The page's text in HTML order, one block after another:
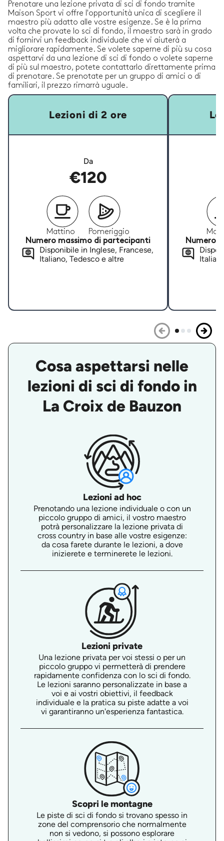
Prenotare una lezione privata di sci di fondo tramite
Maison Sport vi offre l'opportunità unica di scegliere il
maestro più adatto alle vostre esigenze. Se è la prima
volta che provate lo sci di fondo, il maestro sarà in grado
di fornirvi un feedback individuale che vi aiuterà a
migliorare rapidamente. Se volete saperne di più su cosa
aspettarvi da una lezione di sci di fondo o volete saperne
di più sul maestro, potete contattarlo direttamente prima
di prenotare. Se prenotate per un gruppo di amici o di
familiari, il prezzo rimarrà uguale.
Lezioni di 2 ore
Da
€120
Mattino
Pomeriggio
Numero massimo di partecipanti
Disponibile in Inglese, Francese,
Italiano, Tedesco e altre
Numero
Cosa aspettarsi nelle
lezioni di sci di fondo in
La Croix de Bauzon
Lezioni ad hoc
Prenotando una lezione individuale o con un
piccolo gruppo di amici, il vostro maestro
potrà personalizzare la lezione privata di
cross country in base alle vostre esigenze:
da cosa farete durante le lezioni, a dove
inizierete e terminerete le lezioni.
Lezioni private
Una lezione privata per voi stessi o per un
piccolo gruppo vi permetterà di prendere
rapidamente confidenza con lo sci di fondo.
Le lezioni saranno personalizzate in base a
voi e ai vostri obiettivi, il feedback
individuale e la pratica su piste adatte a voi
vi garantiranno un'esperienza fantastica.
Scopri le montagne
Le piste di sci di fondo si trovano spesso in
zone del comprensorio che normalmente
non si vedono, si possono esplorare